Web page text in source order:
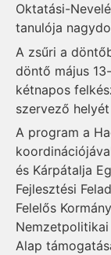
Oktatási-
tanulója
A zsűri a
döntő május
kétnapos
szervező
A program a
és Kárpátalja
Fejlesztési
Felelős
Alap